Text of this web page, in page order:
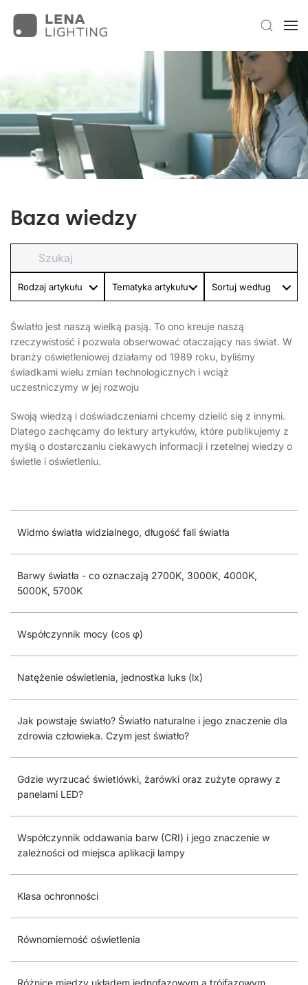
Baza wiedzy
Rodzaj artykułu Tematyka artykułu Sortuj według
Światło jest naszą wielką pasją. To ono kreuje naszą
rzeczywistość i pozwala obserwować otaczający nas świat. W
branży oświetleniowej działamy od 1989 roku, byliśmy
świadkami wielu zmian technologicznych i wciąż
uczestniczymy w jej rozwoju
Swoją wiedzą i doświadczeniami chcemy dzielić się z innymi.
Dlatego zachęcamy do lektury artykułów, które publikujemy z
myślą o dostarczaniu ciekawych informacji i rzetelnej wiedzy o
świetle i oświetleniu.
Widmo światła widzialnego, długość fali światła
Barwy światła - co oznaczają 2700K, 3000K, 4000K,
5000K, 5700K
Współczynnik mocy (cos φ)
Natężenie oświetlenia, jednostka luks (lx)
Jak powstaje światło? Światło naturalne i jego znaczenie dla
zdrowia człowieka. Czym jest światło?
Gdzie wyrzucać świetlówki, żarówki oraz zużyte oprawy z
panelami LED?
Współczynnik oddawania barw (CRI) i jego znaczenie w
zależności od miejsca aplikacji lampy
Klasa ochronności
Równomierność oświetlenia
Różnice między układem jednofazowym a trójfazowym